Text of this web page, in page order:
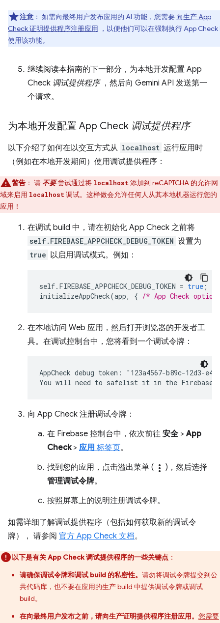
注意 ： 如需向最终用户发布应用的 AI 功能，您需要 向生产 App
Check 证明提供程序注册应用 ，以便他们可以在强制执行 App Check
使用该功能。
继续阅读本指南的下一部分，为本地开发配置 App
Check 调试提供程序，然后向 Gemini API 发送第一
个请求。
为本地开发配置 App Check 调试提供程序
以下介绍了如何在以交互方式从 localhost 运行应用时
（例如在本地开发期间）使用调试提供程序：
警告 ： 请不要尝试通过将 localhost 添加到 reCAPTCHA 的允许网
域来启用 localhost 调试。这样做会允许任何人从其本地机器运行您的
应用！
在调试 build 中，请在初始化 App Check 之前将
self.FIREBASE_APPCHECK_DEBUG_TOKEN 设置为
true 以启用调试模式。例如：
self. FIREBASE_APPCHECK_DEBUG_TOKEN = true ;
initializeAppCheck(app, { /* App Check
在本地访问 Web 应用，然后打开浏览器的开发者工
具。在调试控制台中，您将看到一个调试令牌：
AppCheck debug token: "123a4567-b89c-12d3-
向 App Check 注册调试令牌：
在 Firebase 控制台中，依次前往安全 >App
Check> 应用 标签页。
找到您的应用，点击溢出菜单 ( more_vert )，然后选择
管理调试令牌。
按照屏幕上的说明注册调试令牌。
如需详细了解调试提供程序（包括如何获取新的调试令
牌）， 请参阅 官方 App Check 文档。
以下是有关 App Check 调试提供程序的一些关键点 ：
请确保调试令牌和调试 build 的私密性。 请勿将调试令牌提交到公
共代码库，也不要在应用的生产 build 中提供调试令牌或调试
build。
在向最终用户发布之前，请向生产证明提供程序注册应用。 您需要